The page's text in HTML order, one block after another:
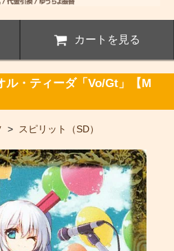
カートを見る
ル・ティーダ「Vo/Gt」【M
> スピリット（SD）